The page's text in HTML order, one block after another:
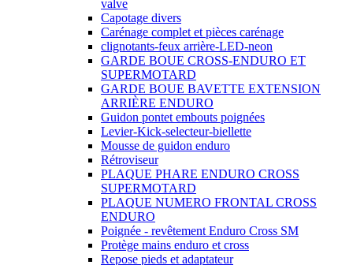
valve
Capotage divers
Carénage complet et pièces carénage
clignotants-feux arrière-LED-neon
GARDE BOUE CROSS-ENDURO ET
SUPERMOTARD
GARDE BOUE BAVETTE EXTENSION
ARRIÈRE ENDURO
Guidon pontet embouts poignées
Levier-Kick-selecteur-biellette
Mousse de guidon enduro
Rétroviseur
PLAQUE PHARE ENDURO CROSS
SUPERMOTARD
PLAQUE NUMERO FRONTAL CROSS
ENDURO
Poignée - revêtement Enduro Cross SM
Protège mains enduro et cross
Repose pieds et adaptateur